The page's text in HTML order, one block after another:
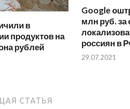
в
продуктов на
рублей
Google
млн руб. за
россиян в
29.07.2021
СТАТЬЯ